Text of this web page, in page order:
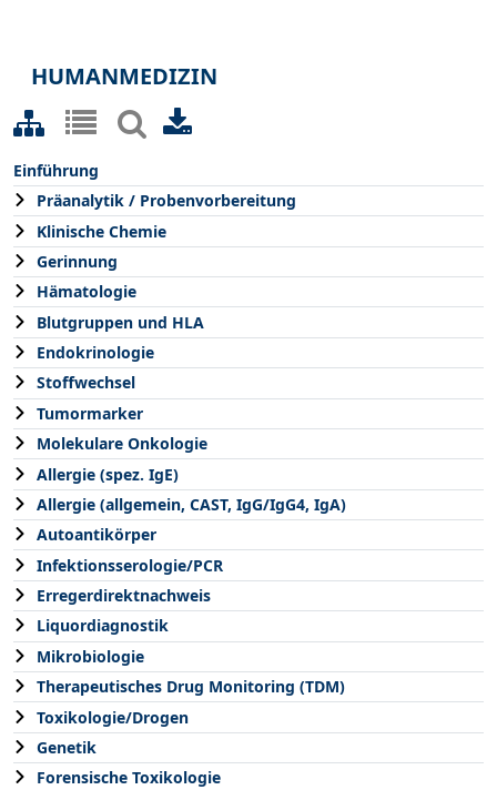
HUMANMEDIZIN
Einführung
Präanalytik / Probenvorbereitung
Klinische Chemie
Gerinnung
Hämatologie
Blutgruppen und HLA
Endokrinologie
Stoffwechsel
Tumormarker
Molekulare Onkologie
Allergie (spez. IgE)
Allergie (allgemein, CAST, IgG/IgG4, IgA)
Autoantikörper
Infektionsserologie/PCR
Erregerdirektnachweis
Liquordiagnostik
Mikrobiologie
Therapeutisches Drug Monitoring (TDM)
Toxikologie/Drogen
Genetik
Forensische Toxikologie